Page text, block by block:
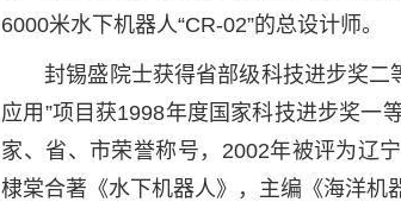
6000米水下机器人“CR-02”的总设计师。
封锡盛院士获得省部级科技进步奖二
应用”项目获1998年度国家科技进步奖一
家、省、市荣誉称号，2002年被评为辽
棣棠合著《水下机器人》，主编《海洋机